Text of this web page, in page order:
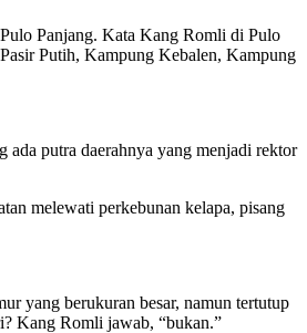
Panjang. Kata Kang Romli di Pulo
Putih, Kampung Kebalen, Kampung
putra daerahnya yang menjadi rektor
melewati perkebunan kelapa, pisang
yang berukuran besar, namun tertutup
Kang Romli jawab, “bukan.”